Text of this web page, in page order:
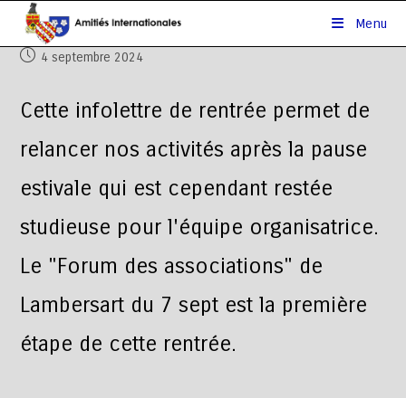
Menu
4 septembre 2024
Cette infolettre de rentrée permet de
relancer nos activités après la pause
estivale qui est cependant restée
studieuse pour l'équipe organisatrice.
Le "Forum des associations" de
Lambersart du 7 sept est la première
étape de cette rentrée.